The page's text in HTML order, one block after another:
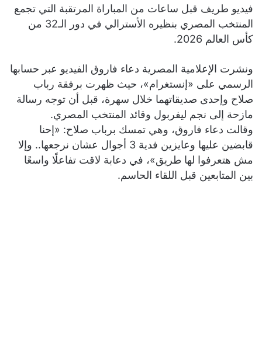
فيديو طريف قبل ساعات من المباراة المرتقبة التي تجمع
المنتخب المصري بنظيره الأسترالي في دور الـ32 من
كأس العالم 2026.
ونشرت الإعلامية المصرية دعاء فاروق الفيديو عبر حسابها
الرسمي على «إنستغرام»، حيث ظهرت برفقة رباب
صلاح وإحدى صديقاتهما خلال سهرة، قبل أن توجه رسالة
مازحة إلى نجم ليفربول وقائد المنتخب المصري.
وقالت دعاء فاروق، وهي تمسك برباب صلاح: «إحنا
قابضين عليها وعايزين فدية 3 أجوال عشان نرجعها.. وإلا
مش هتعرفوا لها طريق»، في دعابة لاقت تفاعلًا واسعًا
بين المتابعين قبل اللقاء الحاسم.